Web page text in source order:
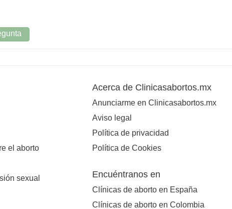
el aborto
sexual
Acerca de Clinicasabortos.mx
Anunciarme en Clinicasabortos.mx
Aviso legal
Política de privacidad
Política de Cookies
Encuéntranos en
Clínicas de aborto en España
Clínicas de aborto en Colombia